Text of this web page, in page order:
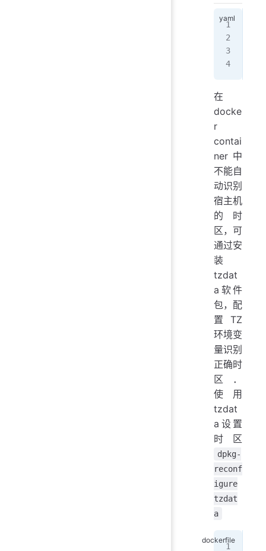
在
docke
r
contai
ner 中
不能自
动识别
宿主机
的时
区，可
通过安
装
tzdat
a软件
包，配
置TZ
环境变
量识别
正确时
区．
使用
tzdat
a设置
时区
dpkg-
reconf
igure
tzdat
a